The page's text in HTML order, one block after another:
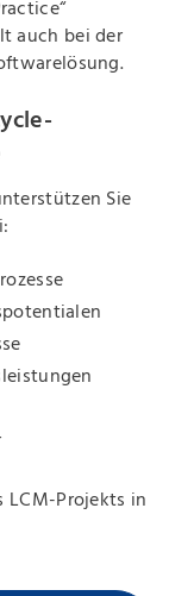
auch bei der
Sie
LCM-Projekts in